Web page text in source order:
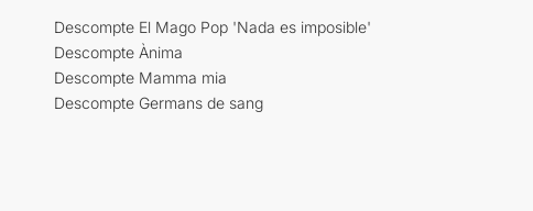
Descompte El Mago Pop 'Nada es imposible'
Descompte Ànima
Descompte Mamma mia
Descompte Germans de sang